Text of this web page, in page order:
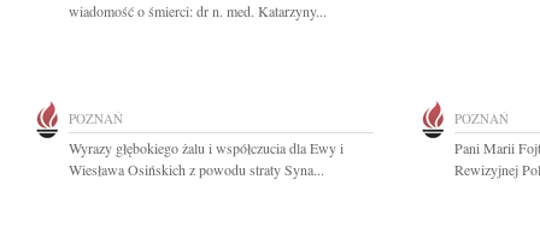
wiadomość o śmierci: dr n. med. Katarzyny...
POZNAŃ
Wyrazy głębokiego żalu i współczucia dla Ewy i
Wiesława Osińskich z powodu straty Syna...
POZNAŃ
Pani Marii
Rewizyjnej